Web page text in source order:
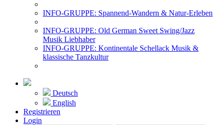
INFO-GRUPPE: Spannend-Wandern & Natur-Erleben
INFO-GRUPPE: Old German Sweet Swing/Jazz
Musik Liebhaber
INFO-GRUPPE: Kontinentale Schellack Musik &
klassische Tanzkultur
Deutsch
English
Registrieren
Login